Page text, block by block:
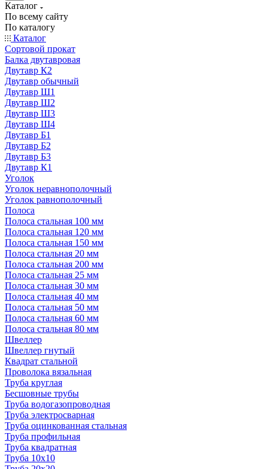
Каталог
По всему сайту
По каталогу
Каталог
Сортовой прокат
Балка двутавровая
Двутавр К2
Двутавр обычный
Двутавр Ш1
Двутавр Ш2
Двутавр Ш3
Двутавр Ш4
Двутавр Б1
Двутавр Б2
Двутавр Б3
Двутавр К1
Уголок
Уголок неравнополочный
Уголок равнополочный
Полоса
Полоса стальная 100 мм
Полоса стальная 120 мм
Полоса стальная 150 мм
Полоса стальная 20 мм
Полоса стальная 200 мм
Полоса стальная 25 мм
Полоса стальная 30 мм
Полоса стальная 40 мм
Полоса стальная 50 мм
Полоса стальная 60 мм
Полоса стальная 80 мм
Швеллер
Швеллер гнутый
Квадрат стальной
Проволока вязальная
Труба круглая
Бесшовные трубы
Труба водогазопроводная
Труба электросварная
Труба оцинкованная стальная
Труба профильная
Труба квадратная
Труба 10x10